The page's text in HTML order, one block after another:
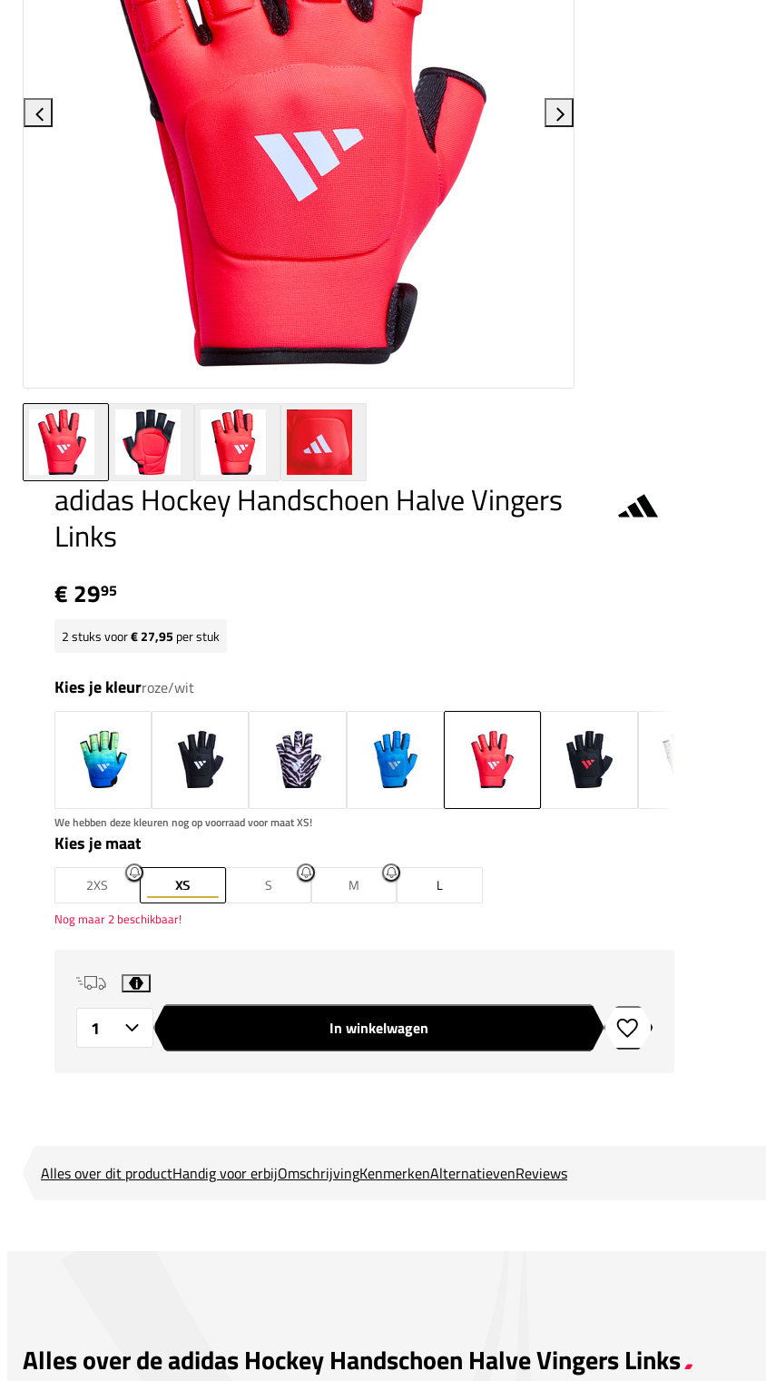
adidas Hockey Handschoen Halve Vingers
Links
€ 2995
2stuks voor€ 27,95 per stuk
Kies je kleurroze/wit
We hebben deze kleuren nog op voorraad voor maat XS!
Kies je maat
2XS XS S M L
Nog maar 2 beschikbaar!
i
In winkelwagen Toevoegen aan verlanglijstje
Alles over dit productHandig voor erbijOmschrijvingKenmerkenAlternatievenReviews
Alles over de adidas Hockey Handschoen Halve Vingers Links